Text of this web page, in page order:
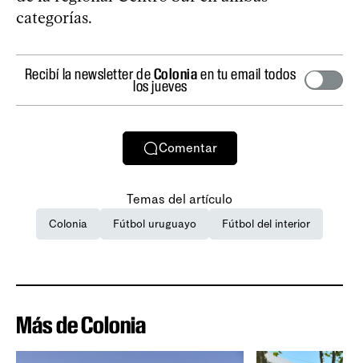
categorías.
Recibí la newsletter deColoniaen tu email todos
los jueves
Comentar
Temas del artículo
Colonia Fútbol uruguayo Fútbol del interior
Más de Colonia